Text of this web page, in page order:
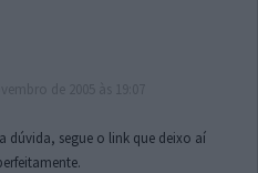
dúvida, segue o link que deixo aí